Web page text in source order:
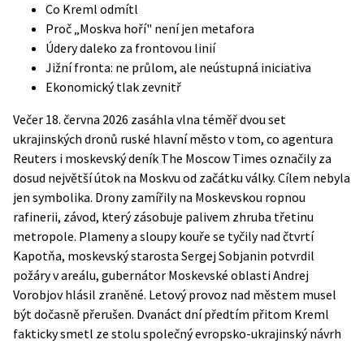
Co Kreml odmítl
Proč „Moskva hoří" není jen metafora
Údery daleko za frontovou linií
Jižní fronta: ne průlom, ale neústupná iniciativa
Ekonomický tlak zevnitř
Večer 18. června 2026 zasáhla vlna téměř dvou set
ukrajinských dronů ruské hlavní město v tom, co agentura
Reuters i moskevský deník The Moscow Times označily za
dosud největší útok na Moskvu od začátku války. Cílem nebyla
jen symbolika. Drony zamířily na Moskevskou ropnou
rafinerii, závod, který zásobuje palivem zhruba třetinu
metropole. Plameny a sloupy kouře se tyčily nad čtvrtí
Kapotňa, moskevský starosta Sergej Sobjanin potvrdil
požáry v areálu, gubernátor Moskevské oblasti Andrej
Vorobjov hlásil zraněné. Letový provoz nad městem musel
být dočasně přerušen. Dvanáct dní předtím přitom Kreml
fakticky smetl ze stolu společný evropsko-ukrajinský návrh